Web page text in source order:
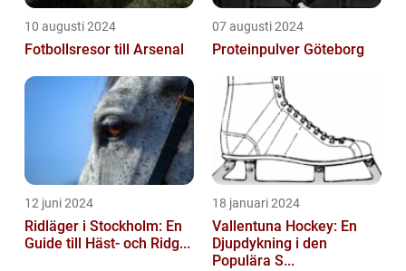
10 augusti 2024
Fotbollsresor till Arsenal
07 augusti 2024
Proteinpulver Göteborg
12 juni 2024
Ridläger i Stockholm: En
Guide till Häst- och Ridg...
18 januari 2024
Vallentuna Hockey: En
Djupdykning i den
Populära S...